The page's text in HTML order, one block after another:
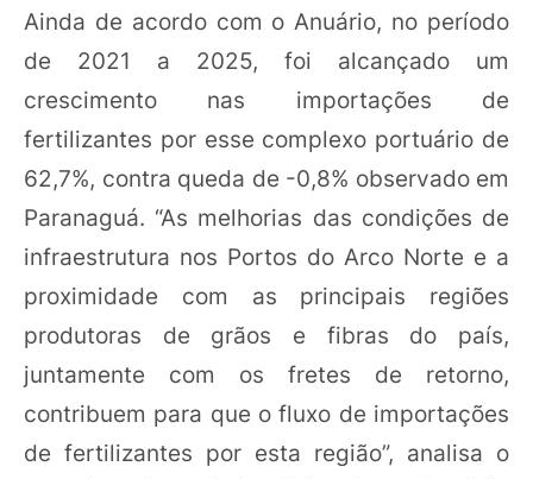
Ainda de acordo com o Anuário, no período
de 2021 a 2025, foi alcançado um
crescimento nas importações de
fertilizantes por esse complexo portuário de
62,7%, contra queda de -0,8% observado em
Paranaguá. “As melhorias das condições de
infraestrutura nos Portos do Arco Norte e a
proximidade com as principais regiões
produtoras de grãos e fibras do país,
juntamente com os fretes de retorno,
contribuem para que o fluxo de importações
de fertilizantes por esta região”, analisa o